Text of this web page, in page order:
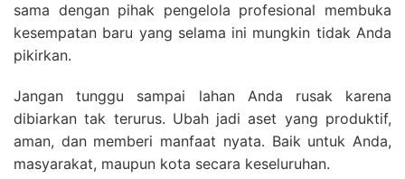
sama dengan pihak pengelola profesional membuka
kesempatan baru yang selama ini mungkin tidak Anda
pikirkan.
Jangan tunggu sampai lahan Anda rusak karena
dibiarkan tak terurus. Ubah jadi aset yang produktif,
aman, dan memberi manfaat nyata. Baik untuk Anda,
masyarakat, maupun kota secara keseluruhan.